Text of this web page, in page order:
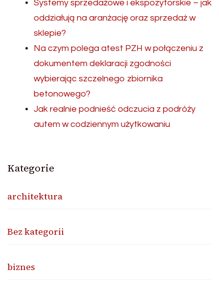
Systemy sprzedażowe i ekspozytorskie – jak
oddziałują na aranżację oraz sprzedaż w
sklepie?
Na czym polega atest PZH w połączeniu z
dokumentem deklaracji zgodności
wybierając szczelnego zbiornika
betonowego?
Jak realnie podnieść odczucia z podróży
autem w codziennym użytkowaniu
Kategorie
architektura
Bez kategorii
biznes